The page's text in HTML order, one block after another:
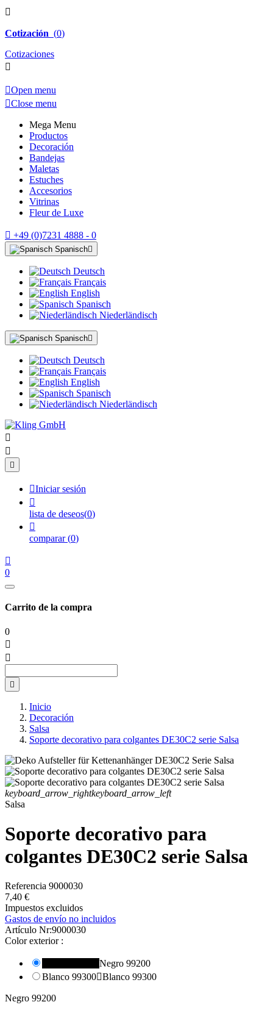

Cotización (0)
Cotizaciones

Open menu
Close menu
Mega Menu
Productos
Decoración
Bandejas
Maletas
Estuches
Accesorios
Vitrinas
Fleur de Luxe
 +49 (0)7231 4888 - 0
Spanisch
Deutsch
Français
English
Spanisch
Niederländisch
Spanisch
Deutsch
Français
English
Spanisch
Niederländisch



Iniciar sesión

lista de deseos(0)

comparar (0)

0
Carrito de la compra
0



Inicio
Decoración
Salsa
Soporte decorativo para colgantes DE30C2 serie Salsa
keyboard_arrow_rightkeyboard_arrow_left
Salsa
Soporte decorativo para
colgantes DE30C2 serie Salsa
Referencia 9000030
7,40 €
Impuestos excluidos
Gastos de envío no incluidos
Artículo Nr:9000030
Color exterior :
Negro 99200
Blanco 99300Blanco 99300
Negro 99200